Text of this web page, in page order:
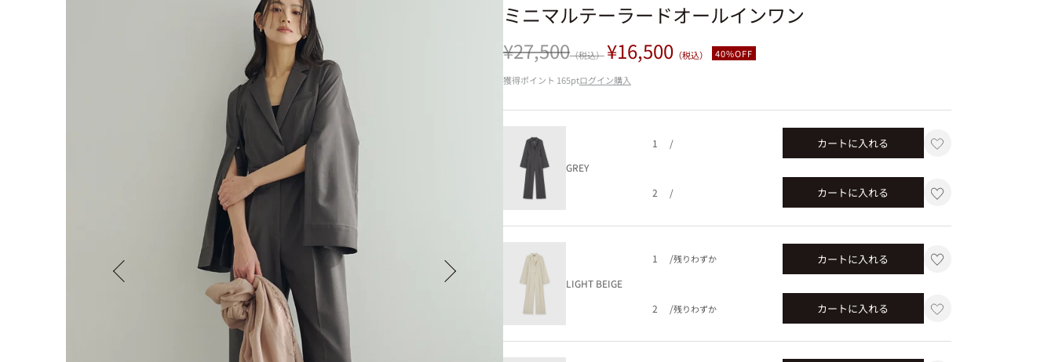
ミニマルテーラードオールインワン
セール価格
通常価格
¥27,500（税込）¥16,500（税込） 40%OFF
獲得ポイント 165ptログイン購入
GREY
1 / カートに入れる
2 / カートに入れる
LIGHT BEIGE
1 /残りわずか カートに入れる
2 /残りわずか カートに入れる